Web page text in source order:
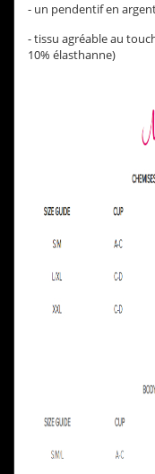
- un pendentif en
- tissu agréable au
10% élasthanne)